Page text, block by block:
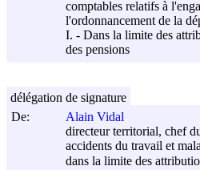
comptables relatifs à
l'ordonnancement de la
I. - Dans la limite des
des pensions
De:
Alain Vidal
directeur territorial, chef
accidents du travail et
dans la limite des
délégation de signature